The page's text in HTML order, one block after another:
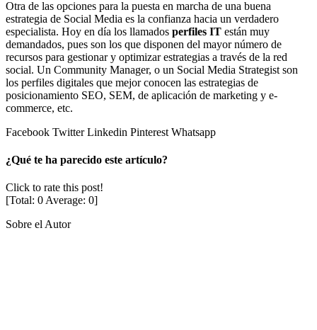
Otra de las opciones para la puesta en marcha de una buena
estrategia de Social Media es la confianza hacia un verdadero
especialista. Hoy en día los llamados perfiles IT están muy
demandados, pues son los que disponen del mayor número de
recursos para gestionar y optimizar estrategias a través de la red
social. Un Community Manager, o un Social Media Strategist son
los perfiles digitales que mejor conocen las estrategias de
posicionamiento SEO, SEM, de aplicación de marketing y e-
commerce, etc.
Facebook Twitter Linkedin Pinterest Whatsapp
¿Qué te ha parecido este artículo?
Click to rate this post!
[Total: 0 Average: 0]
Sobre el Autor